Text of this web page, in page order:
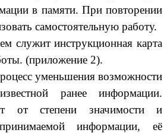
в памяти. При повторении
самостоятельную работу.
служит инструкционная карта
(приложение 2).
уменьшения возможности
ранее информации.
от степени значимости и
информации, её